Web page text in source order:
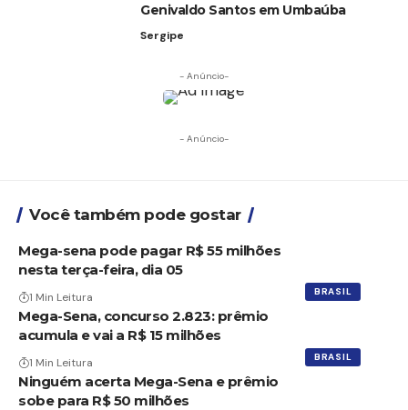
Genivaldo Santos em Umbaúba
Sergipe
- Anúncio-
- Anúncio-
Você também pode gostar
BRASIL
Mega-sena pode pagar R$ 55 milhões
nesta terça-feira, dia 05
1 Min Leitura
BRASIL
Mega-Sena, concurso 2.823: prêmio
acumula e vai a R$ 15 milhões
1 Min Leitura
Ninguém acerta Mega-Sena e prêmio
sobe para R$ 50 milhões